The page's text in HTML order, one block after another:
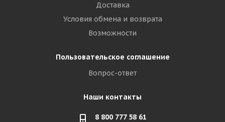
Доставка
Условия обмена и возврата
Возможности
Пользовательское соглашение
Вопрос-ответ
Наши контакты
8 800 777 58 61